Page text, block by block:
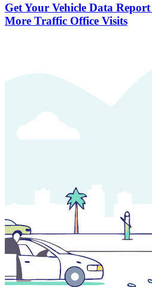
Get Your Vehicle Data
More Traffic Office Visits